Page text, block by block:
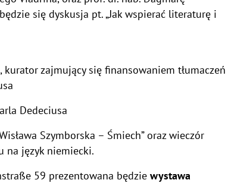
się dyskusja pt. „Jak wspierać literaturę i
zajmujący się finansowaniem tłumaczeń
Dedeciusa
Szymborska – Śmiech” oraz wieczór
na język niemiecki.
59 prezentowana będzie wystawa